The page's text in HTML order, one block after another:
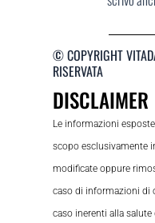
© COPYRIGHT
RISERVATA
DISCLAIMER
Le informazioni
scopo esclusivamente
modificate oppure
caso di informazioni di
caso inerenti alla